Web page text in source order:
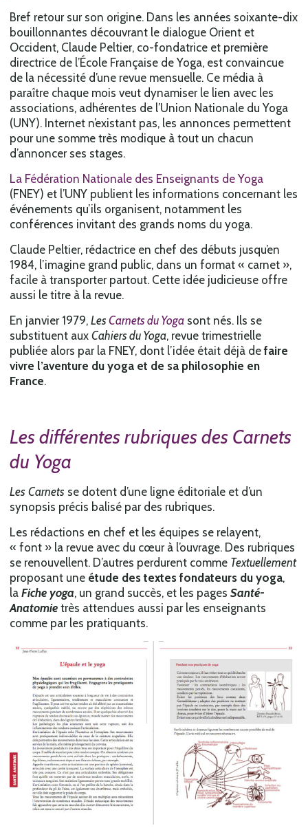
Bref retour sur son origine. Dans les années soixante-dix
bouillonnantes découvrant le dialogue Orient et
Occident, Claude Peltier, co-fondatrice et première
directrice de l’École Française de Yoga, est convaincue
de la nécessité d’une revue mensuelle. Ce média à
paraître chaque mois veut dynamiser le lien avec les
associations, adhérentes de l’Union Nationale du Yoga
(UNY). Internet n’existant pas, les annonces permettent
pour une somme très modique à tout un chacun
d’annoncer ses stages.
La Fédération Nationale des Enseignants de Yoga
(FNEY) et l’UNY publient les informations concernant les
événements qu’ils organisent, notamment les
conférences invitant des grands noms du yoga.
Claude Peltier, rédactrice en chef des débuts jusqu’en
1984, l’imagine grand public, dans un format « carnet »,
facile à transporter partout. Cette idée judicieuse offre
aussi le titre à la revue.
En janvier 1979, Les Carnets du Yoga sont nés. Ils se
substituent aux Cahiers du Yoga, revue trimestrielle
publiée alors par la FNEY, dont l’idée était déjà defaire
vivre l’aventure du yoga et de sa philosophie en
France.
Les différentes rubriques des Carnets
du Yoga
Les Carnets se dotent d’une ligne éditoriale et d’un
synopsis précis balisé par des rubriques.
Les rédactions en chef et les équipes se relayent,
« font » la revue avec du cœur à l’ouvrage. Des rubriques
se renouvellent. D’autres perdurent comme Textuellement
proposant une étude des textes fondateurs du yoga,
la Fiche yoga, un grand succès, et les pages Santé-
Anatomie très attendues aussi par les enseignants
comme par les pratiquants.